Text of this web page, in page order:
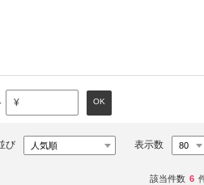
¥ OK
び 表示数
該当件数 6